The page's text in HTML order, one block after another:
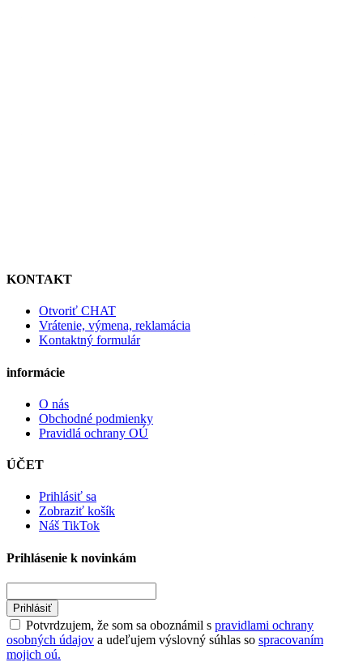
KONTAKT
Otvoriť CHAT
Vrátenie, výmena, reklamácia
Kontaktný formulár
informácie
O nás
Obchodné podmienky
Pravidlá ochrany OÚ
ÚČET
Prihlásiť sa
Zobraziť košík
Náš TikTok
Prihlásenie k novinkám
Prihlásiť
Potvrdzujem, že som sa oboznámil s pravidlami ochrany
osobných údajov a udeľujem výslovný súhlas so spracovaním
mojich oú.